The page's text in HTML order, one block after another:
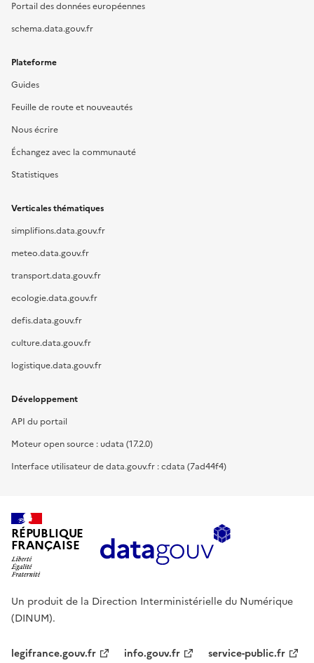
Portail des données européennes
schema.data.gouv.fr
Plateforme
Guides
Feuille de route et nouveautés
Nous écrire
Échangez avec la communauté
Statistiques
Verticales thématiques
simplifions.data.gouv.fr
meteo.data.gouv.fr
transport.data.gouv.fr
ecologie.data.gouv.fr
defis.data.gouv.fr
culture.data.gouv.fr
logistique.data.gouv.fr
Développement
API du portail
Moteur open source : udata (17.2.0)
Interface utilisateur de data.gouv.fr : cdata (7ad44f4)
RÉPUBLIQUE
FRANÇAISE
Un produit de la Direction Interministérielle du Numérique
(DINUM).
legifrance.gouv.fr info.gouv.fr service-public.fr